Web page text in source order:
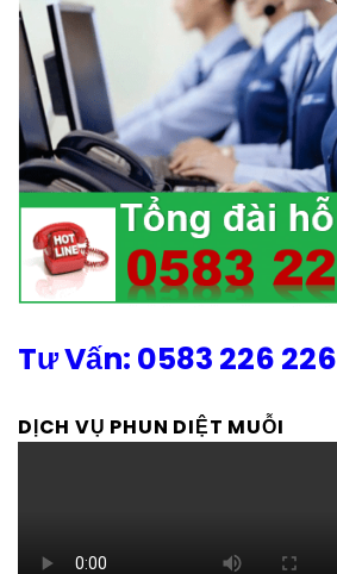
Tư Vấn: 0583 226 226
DỊCH VỤ PHUN DIỆT MUỖI